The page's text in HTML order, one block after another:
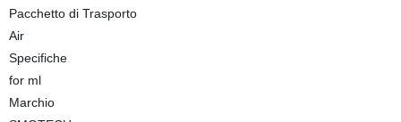
Pacchetto di Trasporto
Air
Specifiche
for ml
Marchio